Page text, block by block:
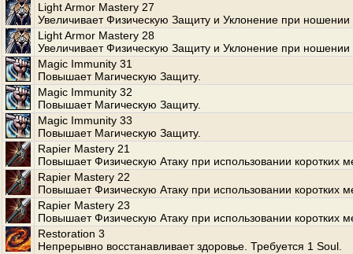
Light Armor Mastery 27
Увеличивает Физическую Защиту и Уклонение при ношении
Light Armor Mastery 28
Увеличивает Физическую Защиту и Уклонение при ношении
Magic Immunity 31
Повышает Магическую Защиту.
Magic Immunity 32
Повышает Магическую Защиту.
Magic Immunity 33
Повышает Магическую Защиту.
Rapier Mastery 21
Повышает Физическую Атаку при использовании коротких
Rapier Mastery 22
Повышает Физическую Атаку при использовании коротких
Rapier Mastery 23
Повышает Физическую Атаку при использовании коротких
Restoration 3
Непрерывно восстанавливает здоровье. Требуется 1 Soul.